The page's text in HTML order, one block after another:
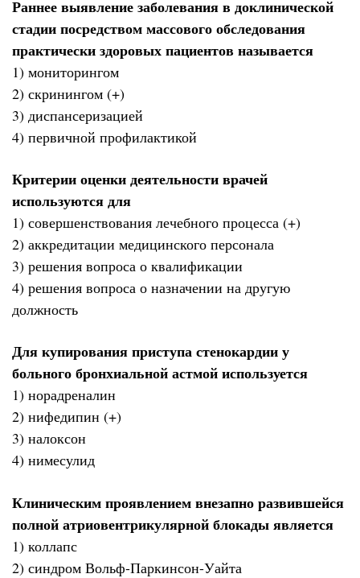
Раннее выявление заболевания в доклинической
стадии посредством массового обследования
практически здоровых пациентов называется
1) мониторингом
2) скринингом (+)
3) диспансеризацией
4) первичной профилактикой
Критерии оценки деятельности врачей
используются для
1) совершенствования лечебного процесса (+)
2) аккредитации медицинского персонала
3) решения вопроса о квалификации
4) решения вопроса о назначении на другую
должность
Для купирования приступа стенокардии у
больного бронхиальной астмой используется
1) норадреналин
2) нифедипин (+)
3) налоксон
4) нимесулид
Клиническим проявлением внезапно развившейся
полной атриовентрикулярной блокады является
1) коллапс
2) синдром Вольф-Паркинсон-Уайта